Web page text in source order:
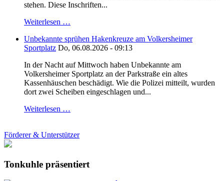
stehen. Diese Inschriften...
Weiterlesen …
Unbekannte sprühen Hakenkreuze am Volkersheimer
Sportplatz Do, 06.08.2026 - 09:13
In der Nacht auf Mittwoch haben Unbekannte am
Volkersheimer Sportplatz an der Parkstraße ein altes
Kassenhäuschen beschädigt. Wie die Polizei mitteilt, wurden
dort zwei Scheiben eingeschlagen und...
Weiterlesen …
Förderer & Unterstützer
Tonkuhle präsentiert